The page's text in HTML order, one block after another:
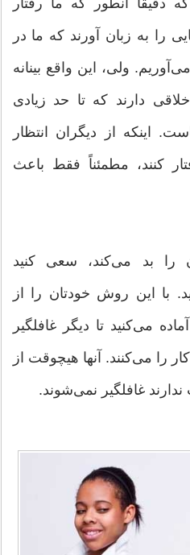
را به زبان آورند که ما در
ولی، این واقع بینانه
دارند که تا حد زیادی
اینکه از دیگران انتظار
کنند، مطمئناً فقط باعث
را بد می‌کند، سعی کنید
با این روش خودتان را از
می‌کنید تا دیگر غافلگیر
را می‌کنند. آنها هیچوقت از
غافلگیر نمی‌شوند.